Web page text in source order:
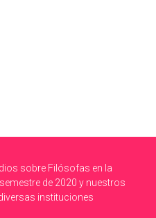
sobre Filósofas en la
de 2020 y nuestros
instituciones